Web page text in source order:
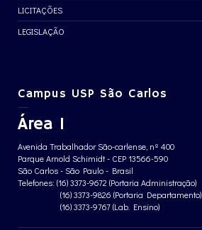
LICITAÇÕES
LEGISLAÇÃO
Campus USP São Carlos
Área 1
Avenida Trabalhador São-carlense, nº 400
Parque Arnold Schimidt - CEP 13566-590
São Carlos - São Paulo - Brasil
Telefones: (16) 3373-9672 (Portaria Administração)
(16) 3373-9826 (Portaria Departamento)
(16) 3373-9767 (Lab. Ensino)